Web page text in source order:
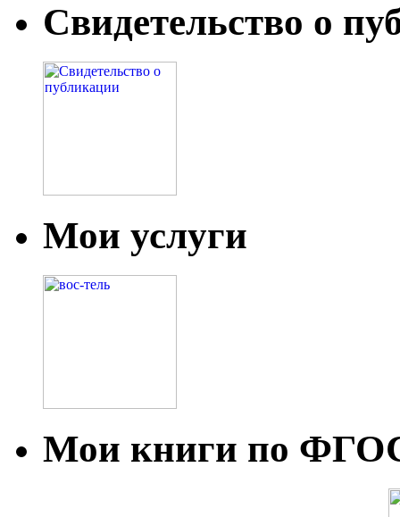
Свидетельство о
Мои услуги
Мои книги по